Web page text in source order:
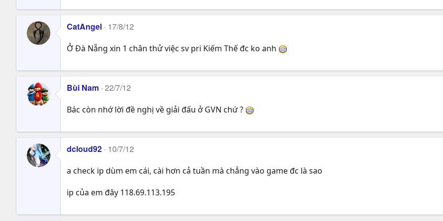
CatAngel 17/8/12
Ở Đà Nẵng xin 1 chân thử việc sv pri Kiếm Thế đc ko anh
Bùi Nam 22/7/12
Bác còn nhớ lời đề nghị về giải đấu ở GVN chứ ?
dcloud92 10/7/12
a check ip dùm em cái, cài hơn cả tuần mà chẳng vào game đc là sao
ip của em đây 118.69.113.195